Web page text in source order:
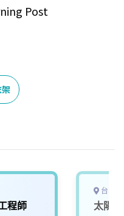
Post
程師
台中
太陽